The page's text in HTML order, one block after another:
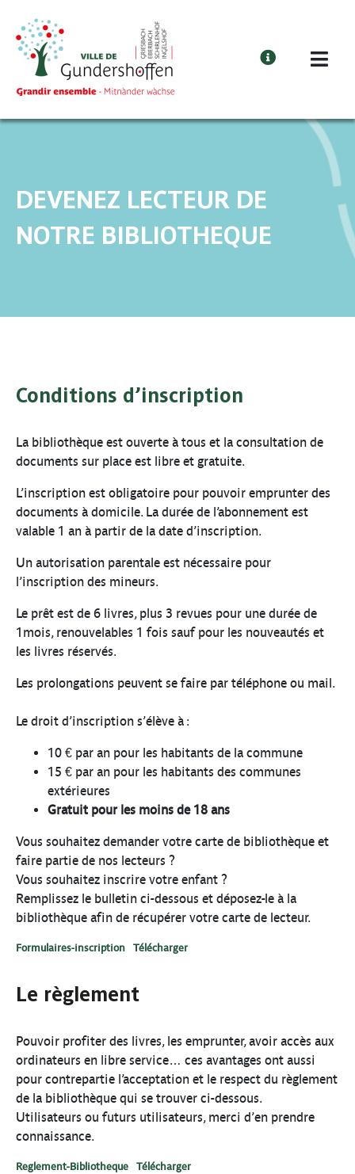
DEVENEZ LECTEUR DE
NOTRE BIBLIOTHEQUE
Conditions d’inscription
La bibliothèque est ouverte à tous et la consultation de
documents sur place est libre et gratuite.
L’inscription est obligatoire pour pouvoir emprunter des
documents à domicile. La durée de l’abonnement est
valable 1 an à partir de la date d’inscription.
Un autorisation parentale est nécessaire pour
l’inscription des mineurs.
Le prêt est de 6 livres, plus 3 revues pour une durée de
1mois, renouvelables 1 fois sauf pour les nouveautés et
les livres réservés.
Les prolongations peuvent se faire par téléphone ou mail.
Le droit d’inscription s’élève à :
10 € par an pour les habitants de la commune
15 € par an pour les habitants des communes
extérieures
Gratuit pour les moins de 18 ans
Vous souhaitez demander votre carte de bibliothèque et
faire partie de nos lecteurs ?
Vous souhaitez inscrire votre enfant ?
Remplissez le bulletin ci-dessous et déposez-le à la
bibliothèque afin de récupérer votre carte de lecteur.
Formulaires-inscription Télécharger
Le règlement
Pouvoir profiter des livres, les emprunter, avoir accès aux
ordinateurs en libre service… ces avantages ont aussi
pour contrepartie l’acceptation et le respect du règlement
de la bibliothèque qui se trouver ci-dessous.
Utilisateurs ou futurs utilisateurs, merci d’en prendre
connaissance.
Reglement-Bibliotheque Télécharger